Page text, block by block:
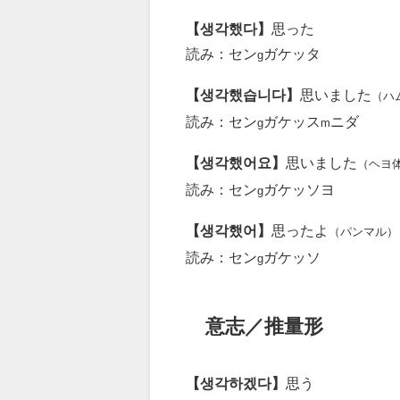
【생각했다】 思った
読み：センgガケッタ
【생각했습니다】 思いました （ハ
読み：センgガケッス m ニダ
【생각했어요】 思いました （ヘヨ
読み：センgガケッソヨ
【생각했어】 思ったよ （パンマル）
読み：センgガケッソ
意志／推量形
【생각하겠다】 思う